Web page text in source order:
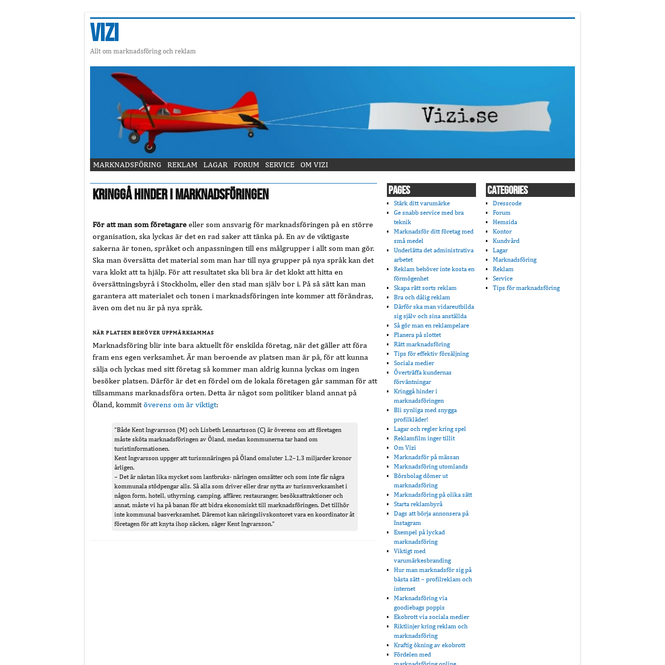
Vizi
Allt om marknadsföring och reklam
MARKNADSFÖRING REKLAM LAGAR FORUM SERVICE OM VIZI
Kringgå hinder i marknadsföringen
För att man som företagare eller som ansvarig för marknadsföringen på en större
organisation, ska lyckas är det en rad saker att tänka på. En av de viktigaste
sakerna är tonen, språket och anpassningen till ens målgrupper i allt som man gör.
Ska man översätta det material som man har till nya grupper på nya språk kan det
vara klokt att ta hjälp. För att resultatet ska bli bra är det klokt att hitta en
översättningsbyrå i Stockholm, eller den stad man själv bor i. På så sätt kan man
garantera att materialet och tonen i marknadsföringen inte kommer att förändras,
även om det nu är på nya språk.
NÄR PLATSEN BEHÖVER UPPMÄRKSAMMAS
Marknadsföring blir inte bara aktuellt för enskilda företag, när det gäller att föra
fram ens egen verksamhet. Är man beroende av platsen man är på, för att kunna
sälja och lyckas med sitt företag så kommer man aldrig kunna lyckas om ingen
besöker platsen. Därför är det en fördel om de lokala företagen går samman för att
tillsammans marknadsföra orten. Detta är något som politiker bland annat på
Öland, kommitöverens om är viktigt:
”Både Kent Ingvarsson (M) och Lisbeth Lennartsson (C) är överens om att företagen
måste sköta marknadsföringen av Öland, medan kommunerna tar hand om
turistinformationen.
Kent Ingvarsson uppger att turismnäringen på Öland omsluter 1,2–1,3 miljarder kronor
årligen.
– Det är nästan lika mycket som lantbruks- näringen omsätter och som inte får några
kommunala stödpengar alls. Så alla som driver eller drar nytta av turismverksamhet i
någon form, hotell, uthyrning, camping, affärer, restauranger, besöksattraktioner och
annat, måste vi ha på banan för att bidra ekonomiskt till marknadsföringen. Det tillhör
inte kommunal basverksamhet. Däremot kan näringslivskontoret vara en koordinator åt
företagen för att knyta ihop säcken, säger Kent Ingvarsson.”
PAGES
Stärk ditt varumärke
Ge snabb service med bra
teknik
Marknadsför ditt företag med
små medel
Underlätta det administrativa
arbetet
Reklam behöver inte kosta en
förmögenhet
Skapa rätt sorts reklam
Bra och dålig reklam
Därför ska man vidareutbilda
sig själv och sina anställda
Så gör man en reklampelare
Planera på slottet
Rätt marknadsföring
Tips för effektiv försäljning
Sociala medier
Överträffa kundernas
förväntningar
Kringgå hinder i
marknadsföringen
Bli synliga med snygga
profilkläder!
Lagar och regler kring spel
Reklamfilm inger tillit
Om Vizi
Marknadsför på mässan
Marknadsföring utomlands
Börsbolag dömer ut
marknadsföring
Marknadsföring på olika sätt
Starta reklambyrå
Dags att börja annonsera på
Instagram
Exempel på lyckad
marknadsföring
Viktigt med
varumärkesbranding
Hur man marknadsför sig på
bästa sätt – profilreklam och
internet
Marknadsföring via
goodiebags poppis
Ekobrott via sociala medier
Riktlinjer kring reklam och
marknadsföring
Kraftig ökning av ekobrott
Fördelen med
CATEGORIES
Dresscode
Forum
Hemsida
Kontor
Kundvård
Lagar
Marknadsföring
Reklam
Service
Tips för marknadsföring